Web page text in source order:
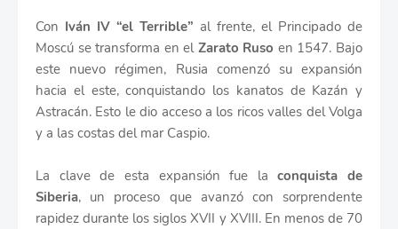
Con Iván IV “el Terrible” al frente, el Principado de
Moscú se transforma en el Zarato Ruso en 1547. Bajo
este nuevo régimen, Rusia comenzó su expansión
hacia el este, conquistando los kanatos de Kazán y
Astracán. Esto le dio acceso a los ricos valles del Volga
y a las costas del mar Caspio.
La clave de esta expansión fue laconquista de
Siberia, un proceso que avanzó con sorprendente
rapidez durante los siglos XVII y XVIII. En menos de 70